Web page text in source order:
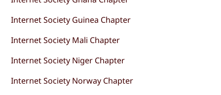
Internet Society Guinea Chapter
Internet Society Mali Chapter
Internet Society Niger Chapter
Internet Society Norway Chapter